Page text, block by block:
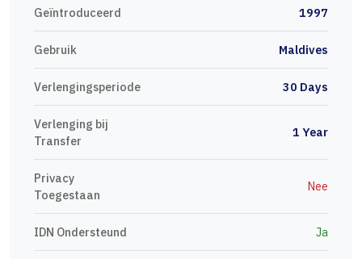
Geïntroduceerd 1997
Gebruik Maldives
Verlengingsperiode 30 Days
Verlenging bij
Transfer
1 Year
Privacy
Toegestaan
Nee
IDN Ondersteund Ja